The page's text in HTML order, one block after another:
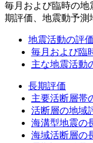
毎月および臨時の地
期評価、地震動予測
地震活動の評価
毎月および臨
主な地震活動
長期評価
主要活断層帯
活断層の地域
海溝型地震の
海域活断層の